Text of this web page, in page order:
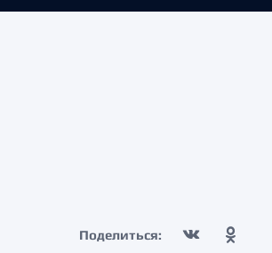
Поделиться: